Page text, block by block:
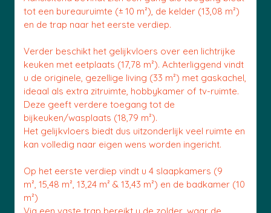
tot een bureauruimte (± 10 m²), de kelder (13,08 m²)
en de trap naar het eerste verdiep.
Verder beschikt het gelijkvloers over een lichtrijke
keuken met eetplaats (17,78 m²). Achterliggend vindt
u de originele, gezellige living (33 m²) met gaskachel,
ideaal als extra zitruimte, hobbykamer of tv-ruimte.
Deze geeft verdere toegang tot de
bijkeuken/wasplaats (18,79 m²).
Het gelijkvloers biedt dus uitzonderlijk veel ruimte en
kan volledig naar eigen wens worden ingericht.
Op het eerste verdiep vindt u 4 slaapkamers (9
m², 15,48 m², 13,24 m² & 13,43 m²) en de badkamer (10
m²)